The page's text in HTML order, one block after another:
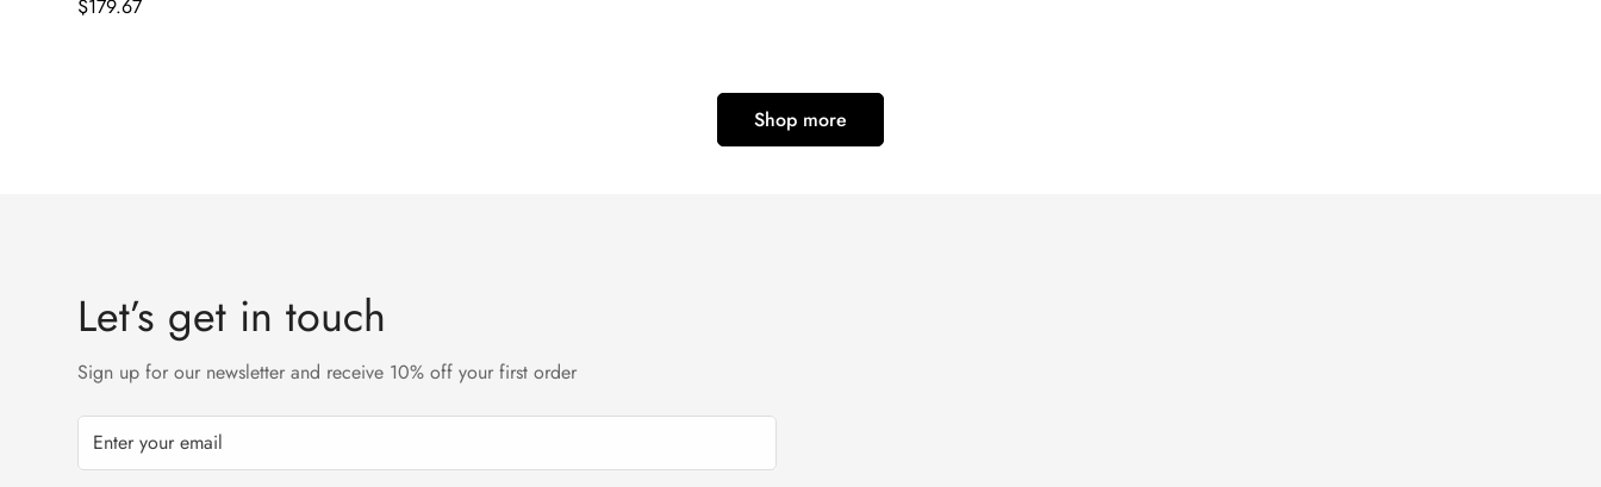
通
$179.67
Shop more
Let’s get in touch
Sign up for our newsletter and receive 10% off your first order